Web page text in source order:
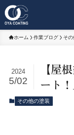
ホーム 作業ブログ そ
【屋
ート
2024
5/02
その他の塗装